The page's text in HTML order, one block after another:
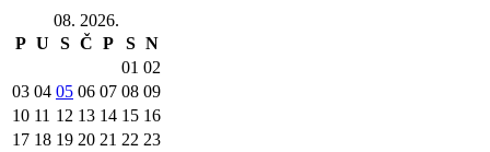
08. 2026.
P U S Č P S N
01 02
03 04 05 06 07 08 09
10 11 12 13 14 15 16
17 18 19 20 21 22 23